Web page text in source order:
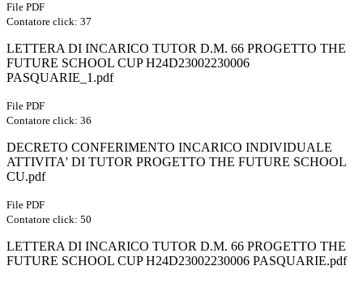
File PDF
Contatore click: 37
LETTERA DI INCARICO TUTOR D.M. 66 PROGETTO THE
FUTURE SCHOOL CUP H24D23002230006
PASQUARIE_1.pdf
File PDF
Contatore click: 36
DECRETO CONFERIMENTO INCARICO INDIVIDUALE
ATTIVITA' DI TUTOR PROGETTO THE FUTURE SCHOOL
CU.pdf
File PDF
Contatore click: 50
LETTERA DI INCARICO TUTOR D.M. 66 PROGETTO THE
FUTURE SCHOOL CUP H24D23002230006 PASQUARIE.pdf